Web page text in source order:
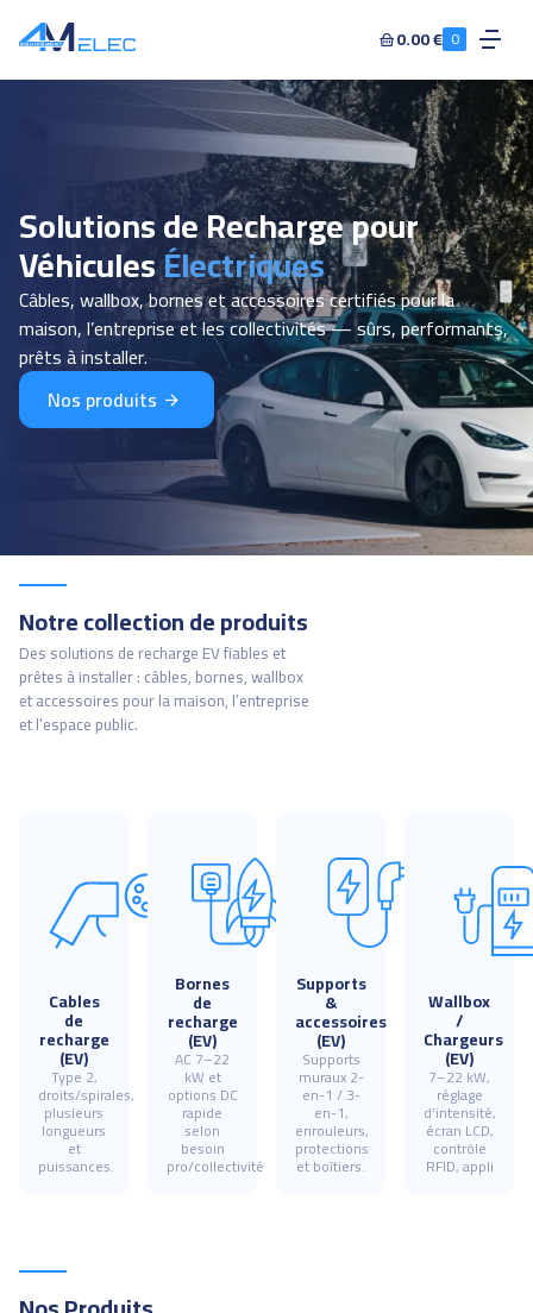
0.00 € 0
Solutions de Recharge pour
VéhiculesÉlectriques
Câbles, wallbox, bornes et accessoires certifiés pour la
maison, l’entreprise et les collectivités — sûrs, performants,
prêts à installer.
Nos produits
Notre collection de produits
Des solutions de recharge EV fiables et
prêtes à installer : câbles, bornes, wallbox
et accessoires pour la maison, l’entreprise
et l’espace public.
Cables
de
recharge
(EV)
Type 2,
droits/spirales,
plusieurs
longueurs
et
puissances.
Bornes
de
recharge
(EV)
AC 7–22
kW et
options DC
rapide
selon
besoin
pro/collectivité
Supports
&
accessoires
(EV)
Supports
muraux 2-
en-1 / 3-
en-1,
enrouleurs,
protections
et boîtiers.
Wallbox
/
Chargeurs
(EV)
7–22 kW,
réglage
d’intensité,
écran LCD,
contrôle
RFID, appli